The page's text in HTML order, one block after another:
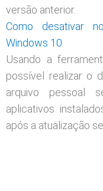
versão anterior.
Como desativar
Windows 10
Usando a
possível realizar o
arquivo pessoal
aplicativos
após a atualização